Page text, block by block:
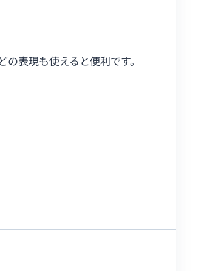
表現も使えると便利です。